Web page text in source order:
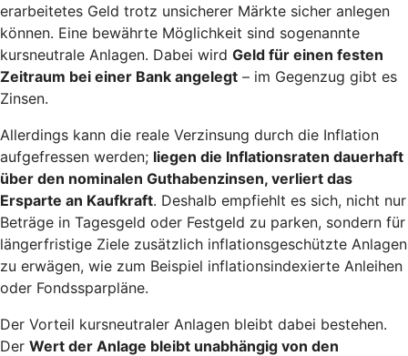
erarbeitetes Geld trotz unsicherer Märkte sicher anlegen
können. Eine bewährte Möglichkeit sind sogenannte
kursneutrale Anlagen. Dabei wird Geld für einen festen
Zeitraum bei einer Bank angelegt – im Gegenzug gibt es
Zinsen.
Allerdings kann die reale Verzinsung durch die Inflation
aufgefressen werden; liegen die Inflationsraten dauerhaft
über den nominalen Guthabenzinsen, verliert das
Ersparte an Kaufkraft. Deshalb empfiehlt es sich, nicht nur
Beträge in Tagesgeld oder Festgeld zu parken, sondern für
längerfristige Ziele zusätzlich inflationsgeschützte Anlagen
zu erwägen, wie zum Beispiel inflationsindexierte Anleihen
oder Fondssparpläne.
Der Vorteil kursneutraler Anlagen bleibt dabei bestehen.
Der Wert der Anlage bleibt unabhängig von den